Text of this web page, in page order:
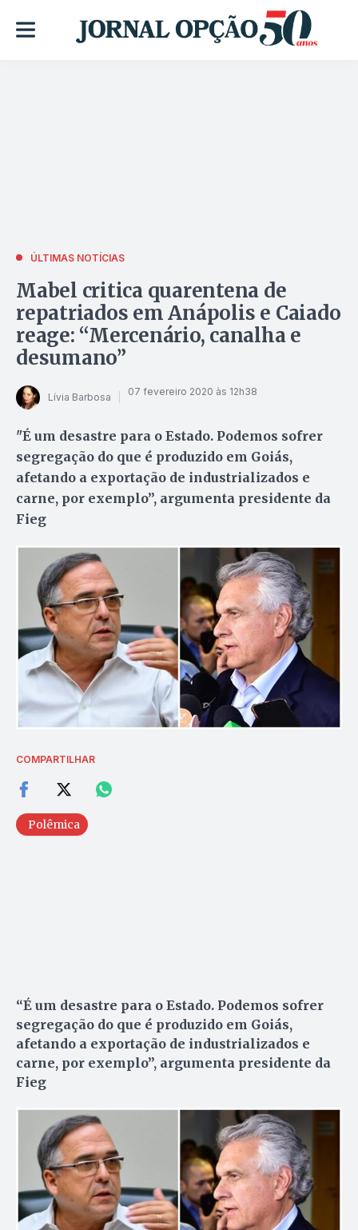
ÚLTIMAS NOTÍCIAS
Mabel critica quarentena de
repatriados em Anápolis e Caiado
reage: “Mercenário, canalha e
desumano”
Lívia Barbosa 07 fevereiro 2020 às 12h38
"É um desastre para o Estado. Podemos sofrer
segregação do que é produzido em Goiás,
afetando a exportação de industrializados e
carne, por exemplo”, argumenta presidente da
Fieg
COMPARTILHAR
Polêmica
“É um desastre para o Estado. Podemos sofrer
segregação do que é produzido em Goiás,
afetando a exportação de industrializados e
carne, por exemplo”, argumenta presidente da
Fieg